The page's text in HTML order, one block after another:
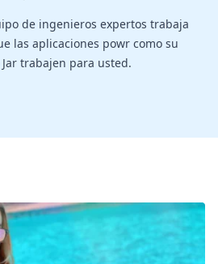
de ingenieros expertos trabaja
las aplicaciones powr como su
Jar trabajen para usted.